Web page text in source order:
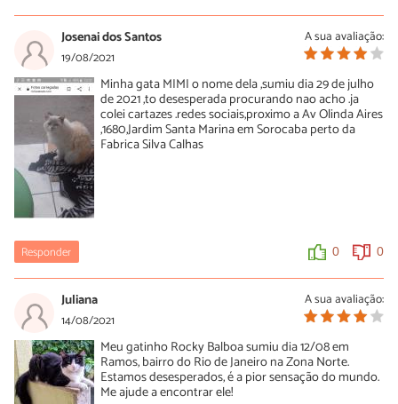
A sua avaliação:
Josenai dos Santos
19/08/2021
Minha gata MIMI o nome dela ,sumiu dia 29 de julho
de 2021 ,to desesperada procurando nao acho .ja
colei cartazes .redes sociais,proximo a Av Olinda Aires
,1680,Jardim Santa Marina em Sorocaba perto da
Fabrica Silva Calhas
Responder 0 0
A sua avaliação:
Juliana
14/08/2021
Meu gatinho Rocky Balboa sumiu dia 12/08 em
Ramos, bairro do Rio de Janeiro na Zona Norte.
Estamos desesperados, é a pior sensação do mundo.
Me ajude a encontrar ele!